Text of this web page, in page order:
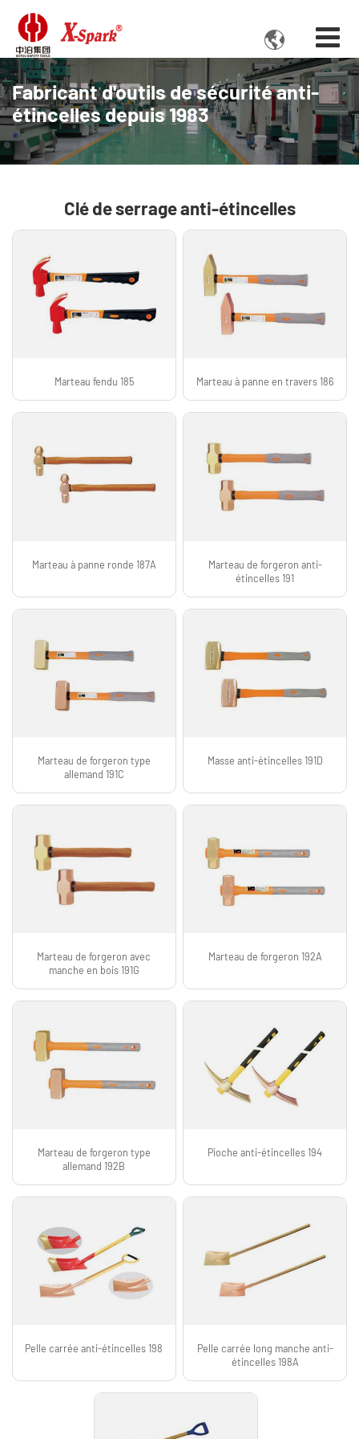

Fabricant d'outils de sécurité anti-
étincelles depuis 1983
Clé de serrage anti-étincelles
Marteau fendu 185 Marteau à panne en travers 186
Marteau à panne ronde 187A
Marteau de forgeron anti-
étincelles 191
Marteau de forgeron type
allemand 191C
Masse anti-étincelles 191D
Marteau de forgeron avec
manche en bois 191G
Marteau de forgeron 192A
Marteau de forgeron type
allemand 192B
Pioche anti-étincelles 194
Pelle carrée anti-étincelles 198
Pelle carrée long manche anti-
étincelles 198A